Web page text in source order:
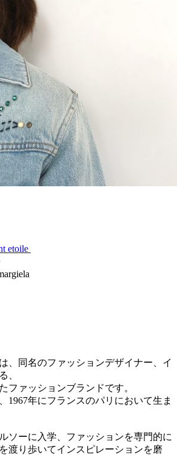
etoile
、同名のファッションデザイナー、イ
、
ファッションブランドです。
1967年にフランスのパリにおいて生ま
ソーに入学、ファッションを専門的に
渡り歩いてインスピレーションを磨